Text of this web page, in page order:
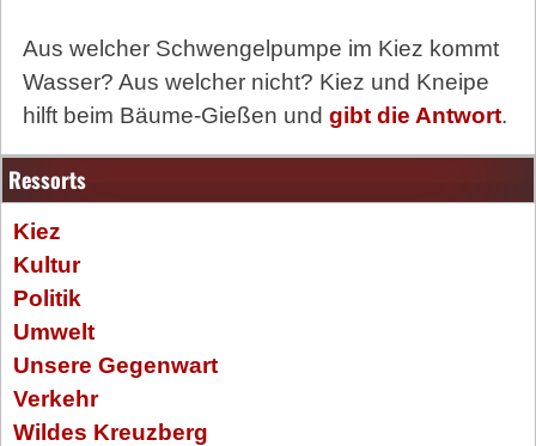
Aus welcher Schwengelpumpe im Kiez kommt
Wasser? Aus welcher nicht? Kiez und Kneipe
hilft beim Bäume-Gießen und gibt die Antwort.
Ressorts
Kiez
Kultur
Politik
Umwelt
Unsere Gegenwart
Verkehr
Wildes Kreuzberg